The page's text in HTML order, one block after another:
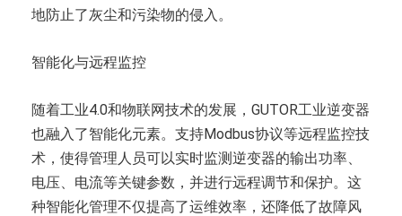
地防止了灰尘和污染物的侵入。
智能化与远程监控
随着工业4.0和物联网技术的发展，GUTOR工业逆变器
也融入了智能化元素。支持Modbus协议等远程监控技
术，使得管理人员可以实时监测逆变器的输出功率、
电压、电流等关键参数，并进行远程调节和保护。这
种智能化管理不仅提高了运维效率，还降低了故障风